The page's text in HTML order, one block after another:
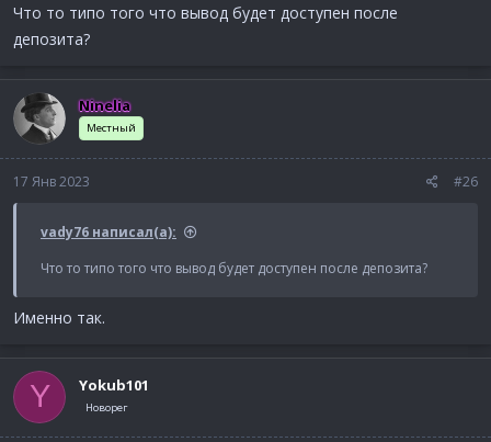
Что то типо того что вывод будет доступен после
депозита?
Ninelia
Местный
17 Янв 2023 #26
vady76 написал(а):
Что то типо того что вывод будет доступен после депозита?
Именно так.
Y Yokub101
Новорег